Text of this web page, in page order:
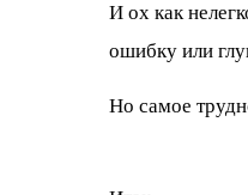
И ох как
ошибку или
Но самое